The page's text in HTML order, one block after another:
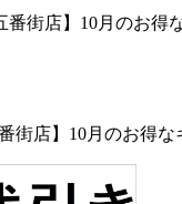
番街店】10月のお得
街店】10月のお得